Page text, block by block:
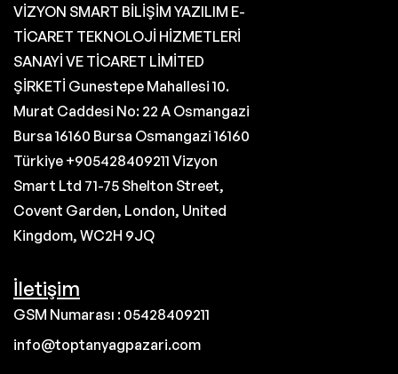
VİZYON SMART BİLİŞİM YAZILIM E-
TİCARET TEKNOLOJİ HİZMETLERİ
SANAYİ VE TİCARET LİMİTED
ŞİRKETİ Gunestepe Mahallesi 10.
Murat Caddesi No: 22 A Osmangazi
Bursa 16160 Bursa Osmangazi 16160
Türkiye +905428409211 Vizyon
Smart Ltd 71-75 Shelton Street,
Covent Garden, London, United
Kingdom, WC2H 9JQ
İletişim
GSM Numarası : 05428409211
info@toptanyagpazari.com